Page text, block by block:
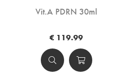
Vit.A PDRN 30ml
€ 119.99